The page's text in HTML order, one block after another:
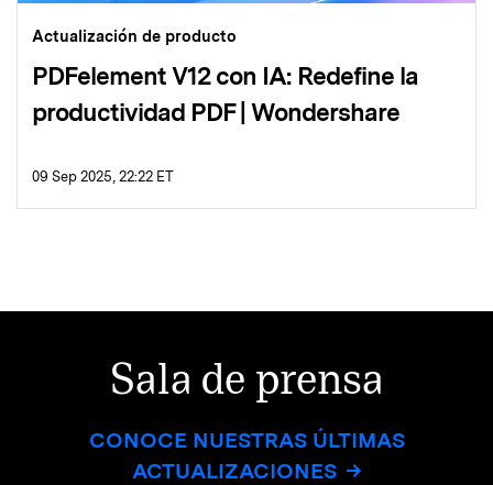
Actualización de producto
PDFelement V12 con IA: Redefine la
productividad PDF | Wondershare
09 Sep 2025, 22:22 ET
Sala de prensa
CONOCE NUESTRAS ÚLTIMAS
ACTUALIZACIONES